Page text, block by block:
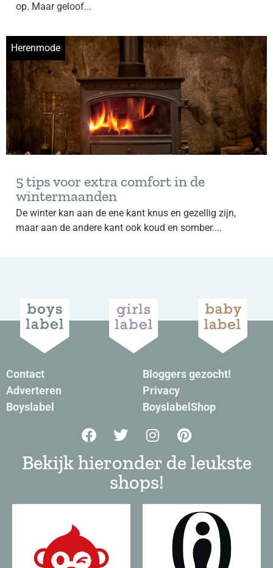
op. Maar geloof...
Herenmode
5 tips voor extra comfort in de
wintermaanden
De winter kan aan de ene kant knus en gezellig zijn,
maar aan de andere kant ook koud en somber....
Contact
Adverteren
Boyslabel
Bloggers gezocht!
Privacy
BoyslabelShop
Bekijk hieronder de leukste
shops!